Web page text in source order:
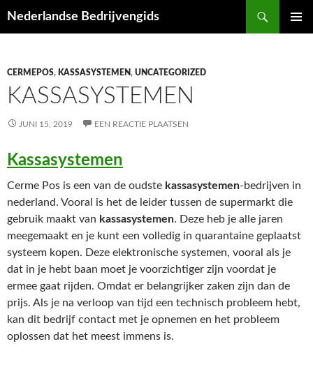
Nederlandse Bedrijvengids
CERMEPOS, KASSASYSTEMEN, UNCATEGORIZED
KASSASYSTEMEN
JUNI 15, 2019 EEN REACTIE PLAATSEN
Kassasystemen
Cerme Pos is een van de oudste kassasystemen-bedrijven in
nederland. Vooral is het de leider tussen de supermarkt die
gebruik maakt van kassasystemen. Deze heb je alle jaren
meegemaakt en je kunt een volledig in quarantaine geplaatst
systeem kopen. Deze elektronische systemen, vooral als je
dat in je hebt baan moet je voorzichtiger zijn voordat je
ermee gaat rijden. Omdat er belangrijker zaken zijn dan de
prijs. Als je na verloop van tijd een technisch probleem hebt,
kan dit bedrijf contact met je opnemen en het probleem
oplossen dat het meest immens is.